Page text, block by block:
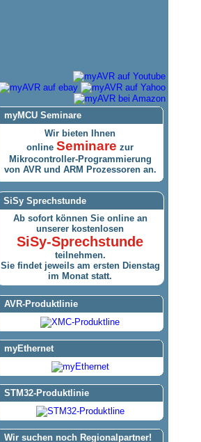
myMCU Seminare
Wir bieten Ihnen
online Seminare zur
Mikrocontroller-Programmierung
von AVR und ARM Prozessoren an.
SiSy Sprechstunde
Ab sofort können Sie online an
unserer kostenlosen
SiSy-Sprechstunde
teilnehmen.
Sie findet jeweils am ersten Dienstag
im Monat statt.
AVR-Produktlinie
myEthernet
STM32-Produktlinie
Wir suchen noch Regionalpartner!